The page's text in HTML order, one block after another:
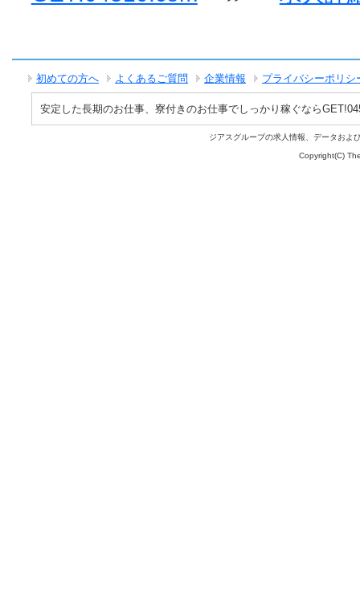
初めての方へ よくあるご質問 企業情報 プライバシーポリシ
安定した長期のお仕事、寮付きのお仕事でしっかり稼ぐなら
ジアスグループの求人情報、データおよ
Copyright(C)